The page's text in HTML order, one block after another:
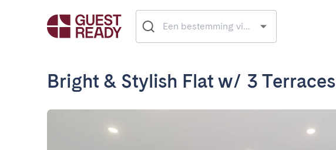
Bright & Stylish Flat w/ 3 Terraces